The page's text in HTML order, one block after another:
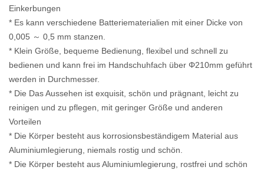
Einkerbungen
* Es kann verschiedene Batteriematerialien mit einer Dicke von
0,005 ～ 0,5 mm stanzen.
* Klein Größe, bequeme Bedienung, flexibel und schnell zu
bedienen und kann frei im Handschuhfach über Φ210mm geführt
werden in Durchmesser.
* Die Das Aussehen ist exquisit, schön und prägnant, leicht zu
reinigen und zu pflegen, mit geringer Größe und anderen
Vorteilen
* Die Körper besteht aus korrosionsbeständigem Material aus
Aluminiumlegierung, niemals rostig und schön.
* Die Körper besteht aus Aluminiumlegierung, rostfrei und schön